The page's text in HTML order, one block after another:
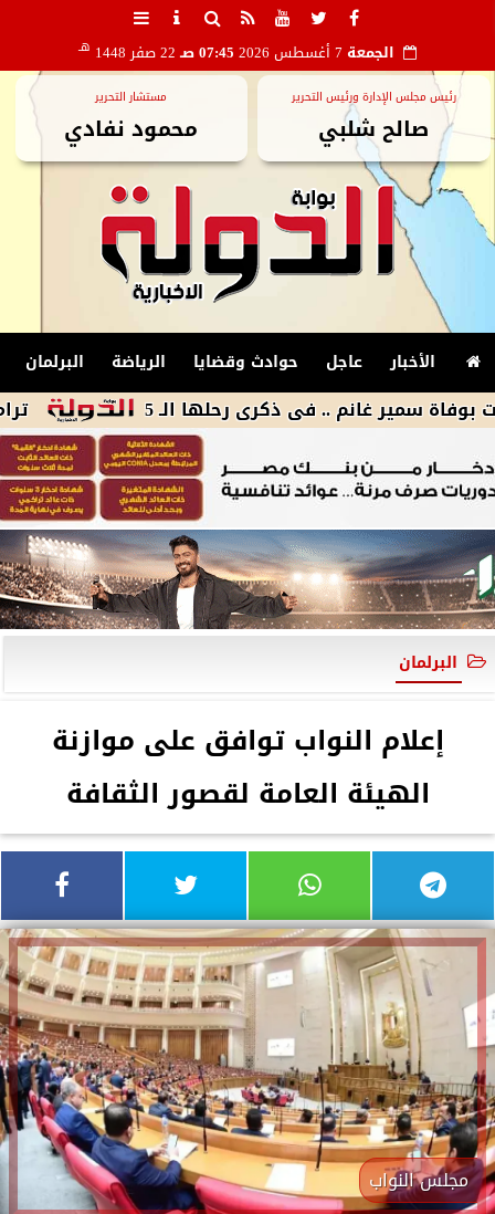
الجمعة 07:45 صـ 22 صفر 1448 هـ
رئيس مجلس الإدارة ورئيس التحرير
صالح شلبي
مستشار التحرير
محمود نفادي
الأخبار عاجل حوادث وقضايا الرياضة البرلمان
ترامب يوقع غانم .. فى ذكرى رحلها الـ 5
البرلمان
إعلام النواب توافق على موازنة
الهيئة العامة لقصور الثقافة
مجلس النواب